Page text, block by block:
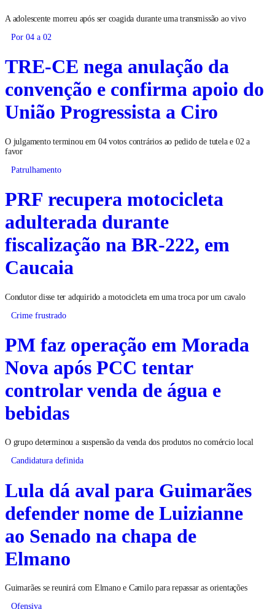
A adolescente morreu após ser coagida durante uma transmissão ao vivo
Por 04 a 02
TRE-CE nega anulação da
convenção e confirma apoio do
União Progressista a Ciro
O julgamento terminou em 04 votos contrários ao pedido de tutela e 02 a
favor
Patrulhamento
PRF recupera motocicleta
adulterada durante
fiscalização na BR-222, em
Caucaia
Condutor disse ter adquirido a motocicleta em uma troca por um cavalo
Crime frustrado
PM faz operação em Morada
Nova após PCC tentar
controlar venda de água e
bebidas
O grupo determinou a suspensão da venda dos produtos no comércio local
Candidatura definida
Lula dá aval para Guimarães
defender nome de Luizianne
ao Senado na chapa de
Elmano
Guimarães se reunirá com Elmano e Camilo para repassar as orientações
Ofensiva